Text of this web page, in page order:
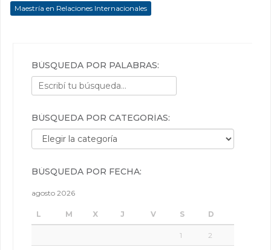
Maestría en Relaciones Internacionales
BÚSQUEDA POR PALABRAS:
BÚSQUEDA POR CATEGORÍAS:
Búsqueda por categorías:
BÚSQUEDA POR FECHA:
agosto 2026
L M X J V S D
1 2